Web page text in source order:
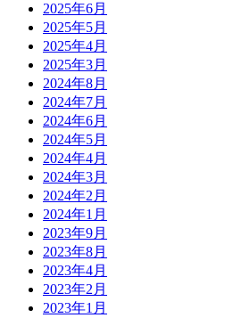
2025年6月
2025年5月
2025年4月
2025年3月
2024年8月
2024年7月
2024年6月
2024年5月
2024年4月
2024年3月
2024年2月
2024年1月
2023年9月
2023年8月
2023年4月
2023年2月
2023年1月